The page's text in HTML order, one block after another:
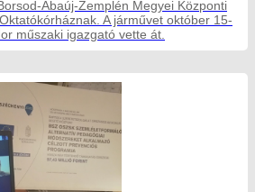
Abaúj-Zemplén Megyei Központi
A járművet október 15-
műszaki igazgató vette át.